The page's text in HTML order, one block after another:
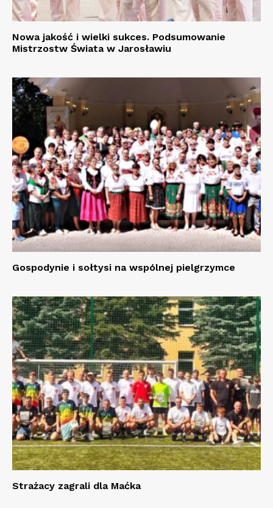
Nowa jakość i wielki sukces. Podsumowanie
Mistrzostw Świata w Jarosławiu
Gospodynie i sołtysi na wspólnej pielgrzymce
Strażacy zagrali dla Maćka